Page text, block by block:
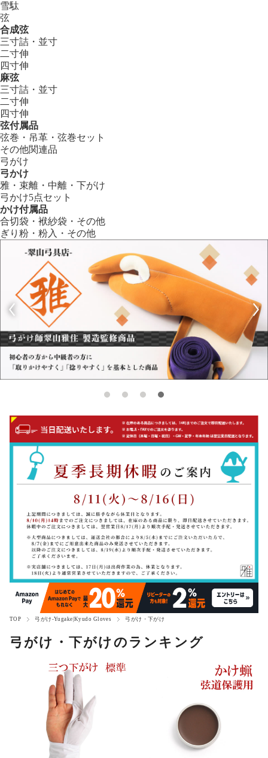
雪駄
弦
合成弦
三寸詰・並寸
二寸伸
四寸伸
麻弦
三寸詰・並寸
二寸伸
四寸伸
弦付属品
弦巻・吊革・弦巻セット
その他関連品
弓がけ
弓かけ
雅・束離・中離・下がけ
弓かけ5点セット
かけ付属品
合切袋・袱紗袋・その他
ぎり粉・粉入・その他
TOP 弓がけ-Yugake|Kyudo Gloves 弓がけ・下がけ
弓がけ・下がけのランキング